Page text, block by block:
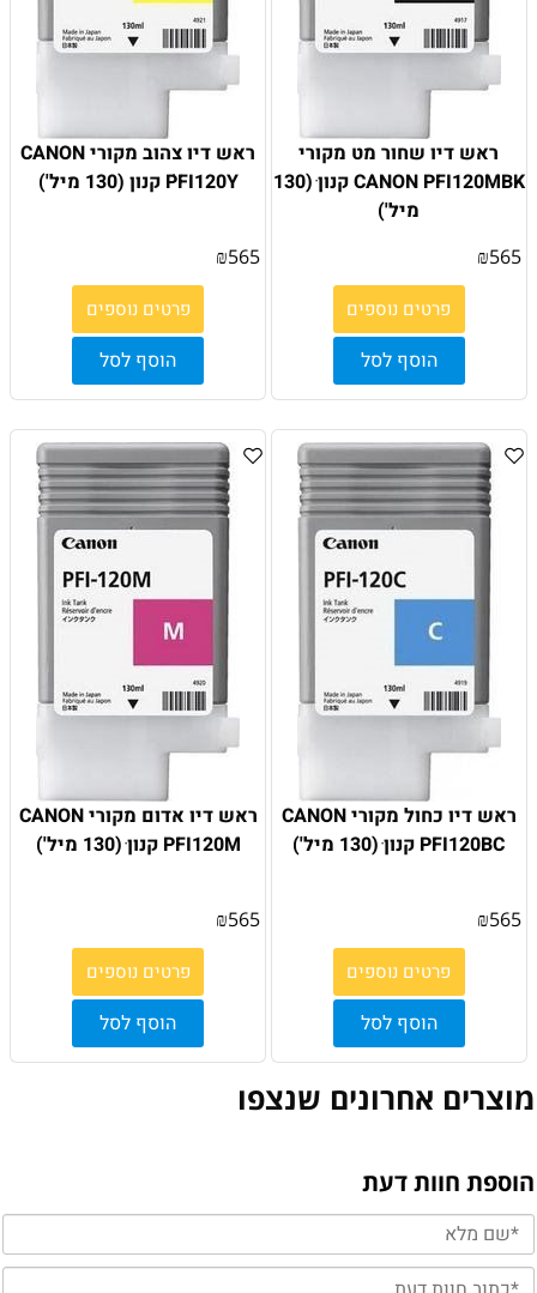
ראש דיו שחור מט מקורי
CANON PFI120MBK קנון ׁ(130
מיל')
₪565
פרטים נוספים
הוסף לסל
ראש דיו צהוב מקורי CANON
PFI120Y ׁקנון (130 מיל')
₪565
פרטים נוספים
הוסף לסל
ראש דיו כחול מקורי CANON
PFI120BC קנון ׁ(130 מיל')
₪565
פרטים נוספים
הוסף לסל
ראש דיו אדום מקורי CANON
PFI120M קנון ׁ(130 מיל')
₪565
פרטים נוספים
הוסף לסל
מוצרים אחרונים שנצפו
הוספת חוות דעת